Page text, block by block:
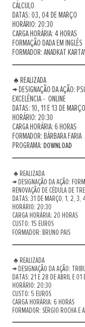
CÁLCULO
DATAS: 03, 04 DE MARÇO
HORÁRIO: 20:30
CARGA HORÁRIA: 4 HORAS
FORMAÇÃO DADA EM INGLÊS
FORMADOR: ANADKAT
♠ REALIZADA
→ DESIGNAÇÃO DA AÇÃO:
EXCELÊNCIA - ONLINE
DATAS: 10, 11 E 13 DE MARÇO
HORÁRIO: 20:30
CARGA HORÁRIA: 6 HORAS
FORMADOR: BÁRBARA FARIA
PROGRAMA: DOWNLOAD
♠ REALIZADA
→ DESIGNAÇÃO DA AÇÃO:
RENOVAÇÃO DE CÉDULA DE
DATAS: 31 DE MARÇO, 1, 2,
HORÁRIO: 20:30
CARGA HORÁRIA: 20 HORAS
CUSTO: 15 EUROS
FORMADOR: BRUNO PAIS
♠ REALIZADA
→ DESIGNAÇÃO DA AÇÃO:
DATAS: 21 E 28 DE ABRIL E 01
HORÁRIO: 20:30
CUSTO: 5 EUROS
CARGA HORÁRIA: 6 HORAS
FORMADOR: SÉRGIO ROCHA E